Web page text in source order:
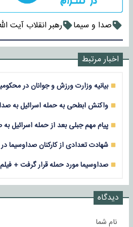
صدا و سیما رهبر انقلاب آیت
اخبار مرتبط
بیانیه وزارت ورزش و جوانان در
واکنش ابطحی به حمله اسرائیل به
پیام مهم جبلی بعد از حمله اسرائیل
شهادت تعدادی از کارکنان صداوسیما
صداوسیما مورد حمله قرار گرفت + فیلم
دیدگاه
نام شما